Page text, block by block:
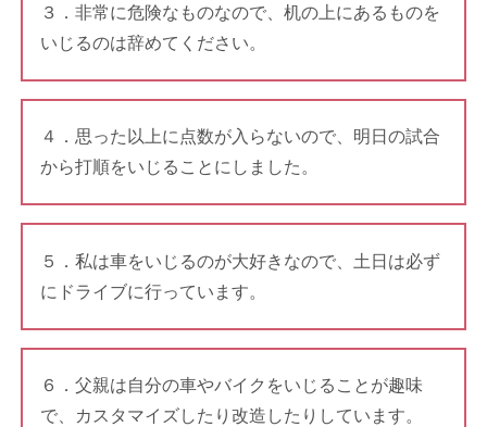
３．非常に危険なものなので、机の上にあるものを
いじるのは辞めてください。
４．思った以上に点数が入らないので、明日の試合
から打順をいじることにしました。
５．私は車をいじるのが大好きなので、土日は必ず
にドライブに行っています。
６．父親は自分の車やバイクをいじることが趣味
で、カスタマイズしたり改造したりしています。